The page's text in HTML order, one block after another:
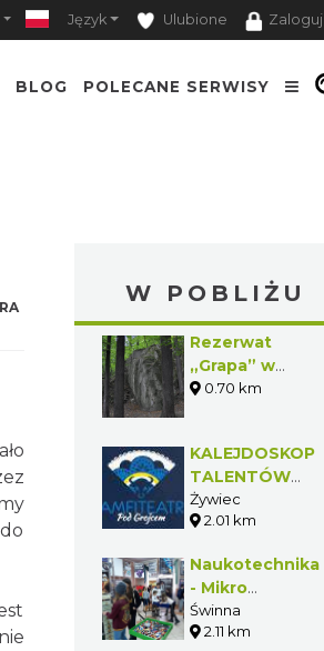
Język Ulubione Zaloguj
BLOG POLECANE SERWISY
W POBLIŻU
Rezerwat
„Grapa” w
Żywcu
0.70 km
KALEJDOSKOP
TALENTÓW
2015
Żywiec
2.01 km
Naukotechnika
- Mikro
Centrum Nauki
Świnna
2.11 km